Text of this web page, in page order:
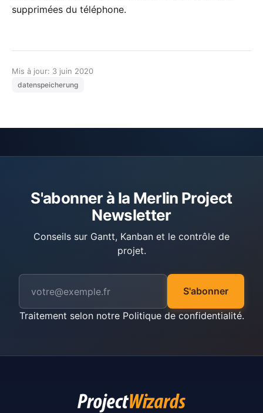
supprimées du téléphone.
Mis à jour: 3 juin 2020
datenspeicherung
S'abonner à la Merlin Project
Newsletter
Conseils sur Gantt, Kanban et le contrôle de
projet.
S'abonner
Traitement selon notre Politique de confidentialité.